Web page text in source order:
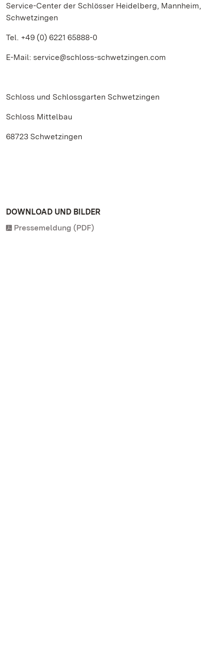
Service-Center der Schlösser Heidelberg, Mannheim,
Schwetzingen
Tel. +49 (0) 6221 65888-0
E-Mail: service@schloss-schwetzingen.com
Schloss und Schlossgarten Schwetzingen
Schloss Mittelbau
68723 Schwetzingen
DOWNLOAD UND BILDER
Pressemeldung (PDF)